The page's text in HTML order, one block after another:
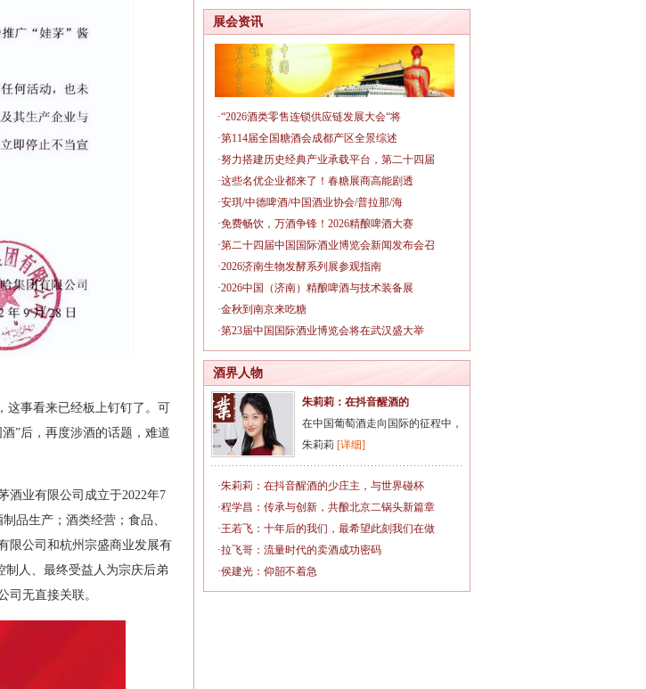
这事看来已经板上钉钉了。可
”后，再度涉酒的话题，难道
酒业有限公司成立于2022年7
品生产；酒类经营；食品、
限公司和杭州宗盛商业发展有
制人、最终受益人为宗庆后弟
司无直接关联。
展会资讯
·“2026酒类零售连锁供应链发展大会“将
·第114届全国糖酒会成都产区全景综述
·努力搭建历史经典产业承载平台，第二十四届
·这些名优企业都来了！春糖展商高能剧透
·安琪/中德啤酒/中国酒业协会/普拉那/海
·免费畅饮，万酒争锋！2026精酿啤酒大赛
·第二十四届中国国际酒业博览会新闻发布会召
·2026济南生物发酵系列展参观指南
·2026中国（济南）精酿啤酒与技术装备展
·金秋到南京来吃糖
·第23届中国国际酒业博览会将在武汉盛大举
酒界人物
朱莉莉：在抖音醒酒的
在中国葡萄酒走向国际的征程中，
朱莉莉 [详细]
·朱莉莉：在抖音醒酒的少庄主，与世界碰杯
·程学昌：传承与创新，共酿北京二锅头新篇章
·王若飞：十年后的我们，最希望此刻我们在做
·拉飞哥：流量时代的卖酒成功密码
·侯建光：仰韶不着急